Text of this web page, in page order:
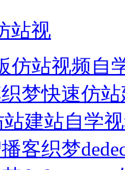
站视
仿站视频自
梦快速仿
站建站自学
客织梦